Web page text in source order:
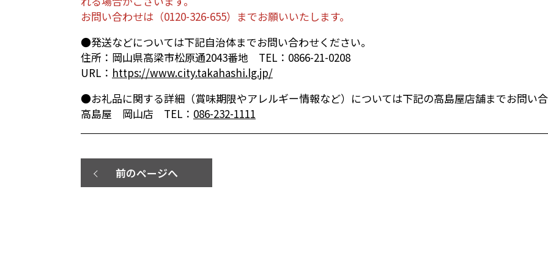
お問い合わせは（0120-326-655）までお願いいたします。
●発送などについては下記自治体までお問い合わせください。
住所：岡山県高梁市松原通2043番地 TEL： 0866-21-0208
URL： https://www.city.takahashi.lg.jp/
●お礼品に関する詳細（賞味期限やアレルギー情報など）については下記の高島屋店舗までお問い合
高島屋 岡山店 TEL： 086-232-1111
前のページへ